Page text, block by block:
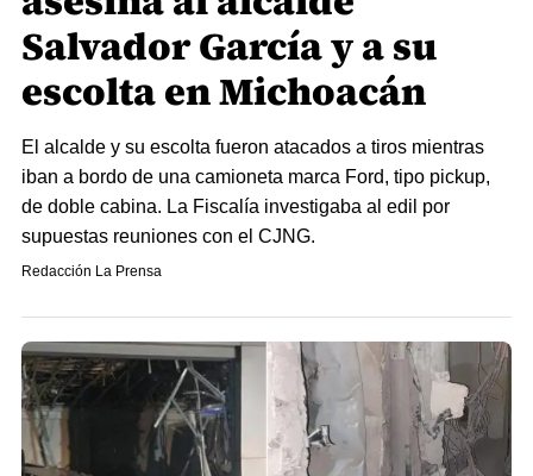
Salvador García y a su
escolta en Michoacán
El alcalde y su escolta fueron atacados a tiros mientras
iban a bordo de una camioneta marca Ford, tipo pickup,
de doble cabina. La Fiscalía investigaba al edil por
supuestas reuniones con el CJNG.
Redacción La Prensa